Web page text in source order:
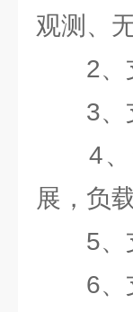
观测、
2、支
3、支
4、云
展，负
5、支
6、支